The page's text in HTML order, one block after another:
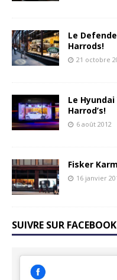
Le
Harrods!
21 octobre
Le
Harrod’s!
6 août 2012
Fisker
16 janvier
SUIVRE SUR FACEBOOK